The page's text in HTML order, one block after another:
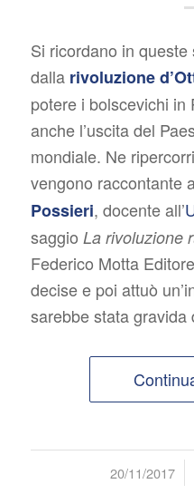
Si ricordano in
dalla rivoluzione
potere i bolscevichi in
anche l’uscita del
mondiale. Ne
vengono raccontante
Possieri, docente all’
saggio La rivoluzione
Federico Motta
decise e poi attuò
sarebbe stata gravida
20/11/2017
/